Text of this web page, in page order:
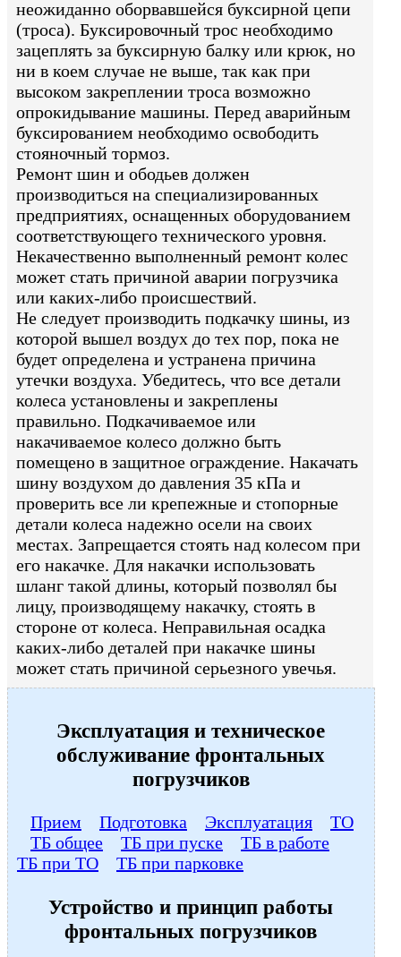
неожиданно оборвавшейся буксирной цепи
(троса). Буксировочный трос необходимо
зацеплять за буксирную балку или крюк, но
ни в коем случае не выше, так как при
высоком закреплении троса возможно
опрокидывание машины. Перед аварийным
буксированием необходимо освободить
стояночный тормоз.
Ремонт шин и ободьев должен
производиться на специализированных
предприятиях, оснащенных оборудованием
соответствующего технического уровня.
Некачественно выполненный ремонт колес
может стать причиной аварии погрузчика
или каких-либо происшествий.
Не следует производить подкачку шины, из
которой вышел воздух до тех пор, пока не
будет определена и устранена причина
утечки воздуха. Убедитесь, что все детали
колеса установлены и закреплены
правильно. Подкачиваемое или
накачиваемое колесо должно быть
помещено в защитное ограждение. Накачать
шину воздухом до давления 35 кПа и
проверить все ли крепежные и стопорные
детали колеса надежно осели на своих
местах. Запрещается стоять над колесом при
его накачке. Для накачки использовать
шланг такой длины, который позволял бы
лицу, производящему накачку, стоять в
стороне от колеса. Неправильная осадка
каких-либо деталей при накачке шины
может стать причиной серьезного увечья.
Эксплуатация и техническое
обслуживание фронтальных
погрузчиков
Прием Подготовка Эксплуатация
ТО
ТБ общее
ТБ при пуске
ТБ в работе
ТБ при ТО
ТБ при парковке
Устройство и принцип работы
фронтальных погрузчиков